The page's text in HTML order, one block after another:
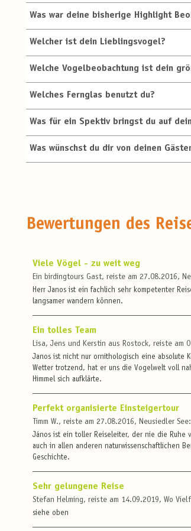
Was war deine bisherige Highlight
Welcher ist dein Lieblingsvogel?
Welche Vogelbeobachtung ist dein
Welches Fernglas benutzt du?
Was für ein Spektiv bringst du auf
Was wünschst du dir von deinen
Bewertungen des
Viele Vögel - zu weit weg
Ein birdingtours Gast, reiste am 27.08.2016,
Herr Janos ist ein fachlich sehr kompetenter
langsamer wandern können.
Ein tolles Team
Lisa, Jens und Kerstin aus Rostock, reiste am
Janos ist nicht nur ornithologisch eine absolute
Wetter trotzend, hat er uns die Vogelwelt voll
Himmel sich aufklärte.
Perfekt organisierte Einsteigertour
Timm W., reiste am 27.08.2016, Neusiedler
János ist ein toller Reiseleiter, der nie die Ruhe
auch in allen anderen naturwissenschaftlichen
Geschichte.
Sehr gelungene Reise
Stefan Helming, reiste am 14.09.2019, Wo
siehe oben